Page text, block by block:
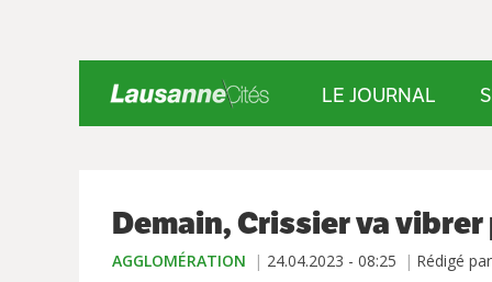
LE JOURNAL
Demain, Crissier va
AGGLOMÉRATION 24.04.2023 - 08:25 Rédigé